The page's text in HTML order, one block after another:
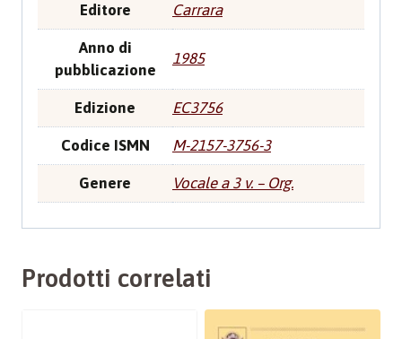
Editore Carrara
Anno di
pubblicazione
1985
Edizione EC3756
Codice ISMN M-2157-3756-3
Genere Vocale a 3 v. – Org.
Prodotti correlati